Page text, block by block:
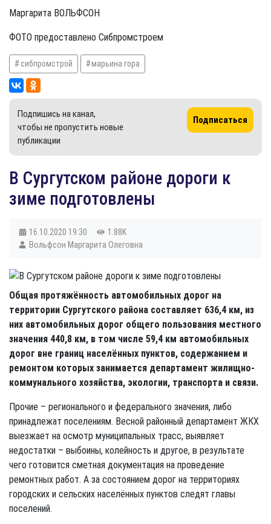
Маргарита ВОЛЬФСОН
ФОТО предоставлено Сибпромстроем
сибпромстрой марьина гора
Подпишись на канал,
чтобы не пропустить новые
публикации
Подписаться
В Сургутском районе дороги к
зиме подготовлены
16.10.2020 19:30
1.88K
Вольфсон Маргарита Олеговна
Общая протяжённость автомобильных дорог на
территории Сургутского района составляет 636,4 км, из
них автомобильных дорог общего пользования местного
значения 440,8 км, в том числе 59,4 км автомобильных
дорог вне границ населённых пунктов, содержанием и
ремонтом которых занимается департамент жилищно-
коммунального хозяйства, экологии, транспорта и связи.
Прочие – регионального и федерального значения, либо
принадлежат поселениям. Весной районный департамент ЖКХ
выезжает на осмотр муниципальных трасс, выявляет
недостатки – выбоины, колейность и другое, в результате
чего готовится сметная документация на проведение
ремонтных работ. А за состоянием дорог на территориях
городских и сельских населённых пунктов следят главы
поселений.